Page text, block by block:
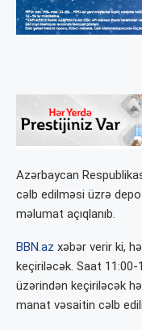
Azərbaycan
cəlb edilməsi üzrə
məlumat açıqlanıb.
BBN.az xəbər verir ki,
keçiriləcək. Saat
üzərindən keçiriləcək
manat vəsaitin cəlb